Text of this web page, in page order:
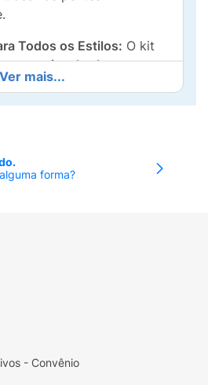
Todos os Estilos: O kit
guias de altura
que você escolha o
para o seu estilo de
a máquina e todos
com
no kit (15 Peças):
Wahl Style Pro (com
Ver mais...
forma?
- Convênio